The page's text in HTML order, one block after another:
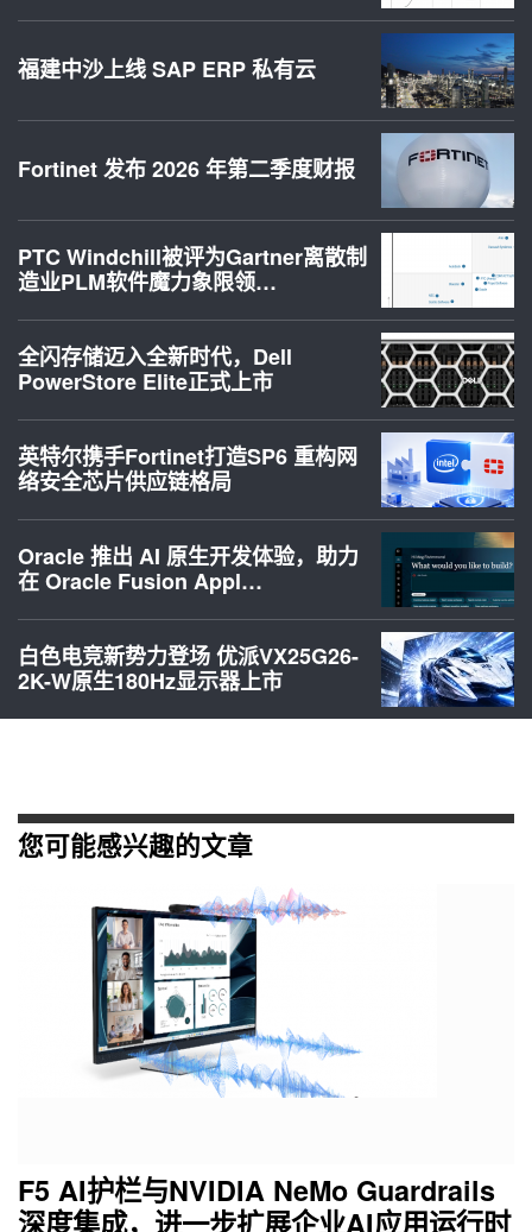
福建中沙上线 SAP ERP 私有云
Fortinet 发布 2026 年第二季度财报
PTC Windchill被评为Gartner离散制
造业PLM软件魔力象限领…
全闪存储迈入全新时代，Dell
PowerStore Elite正式上市
英特尔携手Fortinet打造SP6 重构网
络安全芯片供应链格局
Oracle 推出 AI 原生开发体验，助力
在 Oracle Fusion Appl…
白色电竞新势力登场 优派VX25G26-
2K-W原生180Hz显示器上市
您可能感兴趣的文章
F5 AI护栏与NVIDIA NeMo Guardrails
深度集成，进一步扩展企业AI应用运行时